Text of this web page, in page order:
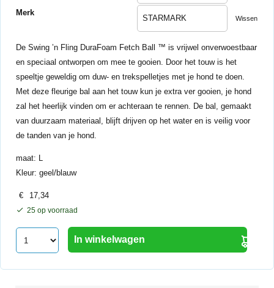
Merk
Wissen
De Swing ’n Fling DuraFoam Fetch Ball ™ is vrijwel onverwoestbaar
en speciaal ontworpen om mee te gooien. Door het touw is het
speeltje geweldig om duw- en trekspelletjes met je hond te doen.
Met deze fleurige bal aan het touw kun je extra ver gooien, je hond
zal het heerlijk vinden om er achteraan te rennen. De bal, gemaakt
van duurzaam materiaal, blijft drijven op het water en is veilig voor
de tanden van je hond.
maat: L
Kleur: geel/blauw
€ 17,34
25 op voorraad
In winkelwagen